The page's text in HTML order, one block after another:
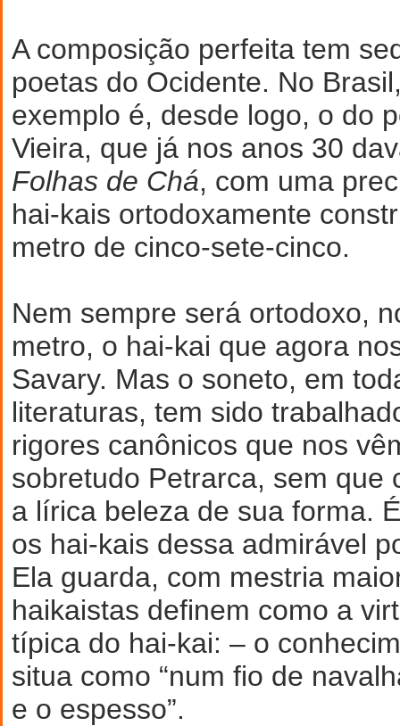
A composição perfeita tem
poetas do Ocidente. No
exemplo é, desde logo, o do
Vieira, que já nos anos 30
Folhas de Chá, com uma
hai-kais ortodoxamente
metro de cinco-sete-cinco.
Nem sempre será ortodoxo,
metro, o hai-kai que agora
Savary. Mas o soneto, em
literaturas, tem sido
rigores canônicos que nos
sobretudo Petrarca, sem que
a lírica beleza de sua forma.
os hai-kais dessa admirável
Ela guarda, com mestria
haikaistas definem como a
típica do hai-kai: – o
situa como “num fio de
e o espesso”.